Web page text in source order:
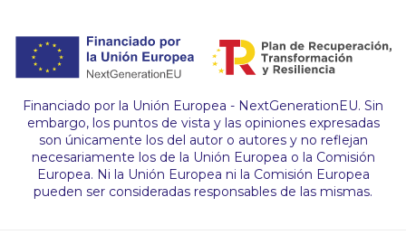
Financiado por la Unión Europea - NextGenerationEU. Sin
embargo, los puntos de vista y las opiniones expresadas
son únicamente los del autor o autores y no reflejan
necesariamente los de la Unión Europea o la Comisión
Europea. Ni la Unión Europea ni la Comisión Europea
pueden ser consideradas responsables de las mismas.